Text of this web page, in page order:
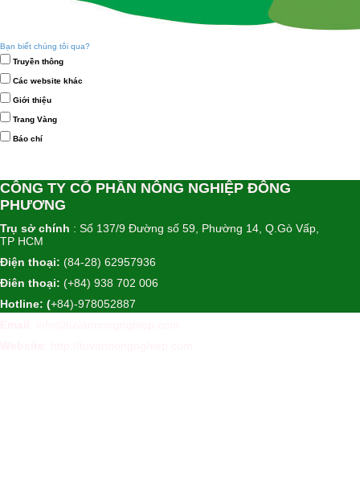
Bạn biết chúng tôi qua?
Truyền thông
Các website khác
Giới thiệu
Trang Vàng
Báo chí
CÔNG TY CỔ PHẦN NÔNG NGHIỆP ĐÔNG
PHƯƠNG
Trụ sở chính : Số 137/9 Đường số 59, Phường 14, Q.Gò Vấp,
TP HCM
Điện thoại: (84-28) 62957936
Điên thoại: (+84) 938 702 006
Hotline: (+84)-978052887